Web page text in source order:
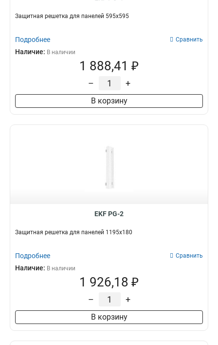
Защитная решетка для панелей 595x595
Подробнее Сравнить
Наличие: В наличии
1 888,41 ₽
– +
В корзину
EKF PG-2
Защитная решетка для панелей 1195x180
Подробнее Сравнить
Наличие: В наличии
1 926,18 ₽
– +
В корзину